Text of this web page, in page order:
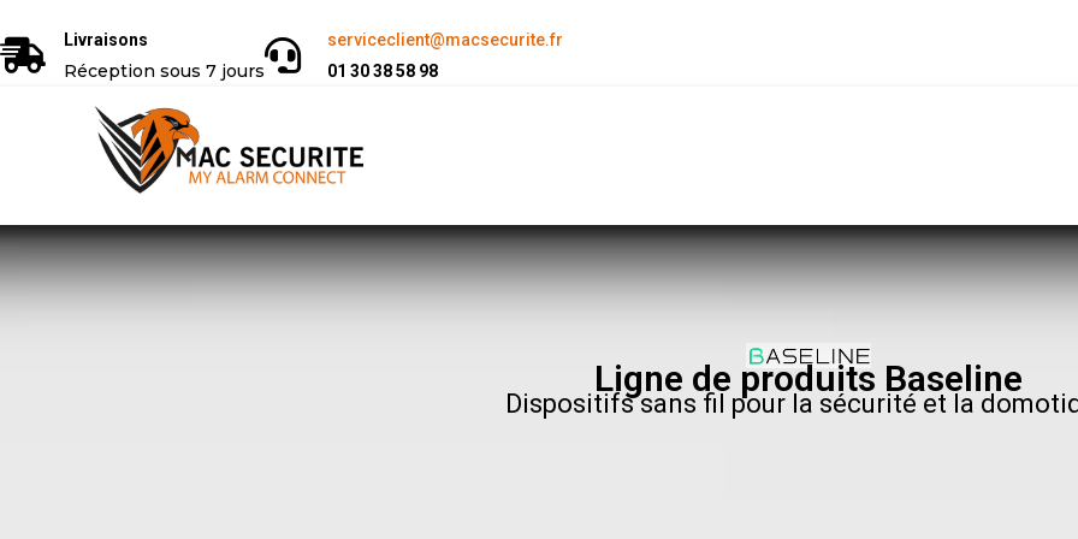
Livraisons
Réception sous 7 jours
serviceclient@macsecurite.fr
01 30 38 58 98
Ligne de produits Baseline
Dispositifs sans fil pour la sécurité et la